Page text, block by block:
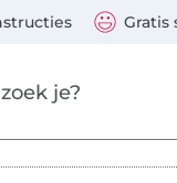
Gratis